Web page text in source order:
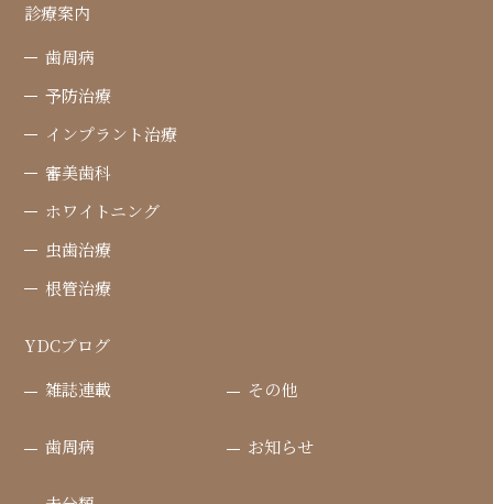
診療案内
歯周病
予防治療
インプラント治療
審美歯科
ホワイトニング
虫歯治療
根管治療
YDCブログ
雑誌連載
その他
歯周病 お知らせ